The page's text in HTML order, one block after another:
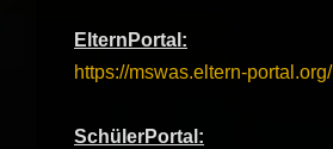
ElternPortal:
https://mswas.eltern-portal.org/
SchülerPortal: